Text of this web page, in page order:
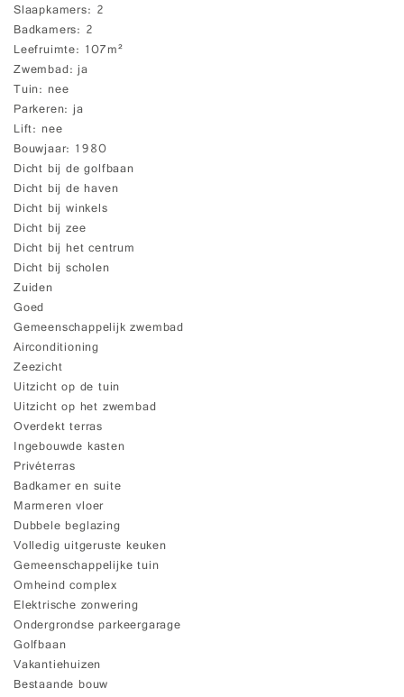
Slaapkamers 2
Badkamers 2
Leefruimte 107m²
Zwembad ja
Tuin nee
Parkeren ja
Lift nee
Bouwjaar 1980
Dicht bij de golfbaan
Dicht bij de haven
Dicht bij winkels
Dicht bij zee
Dicht bij het centrum
Dicht bij scholen
Zuiden
Goed
Gemeenschappelijk zwembad
Airconditioning
Zeezicht
Uitzicht op de tuin
Uitzicht op het zwembad
Overdekt terras
Ingebouwde kasten
Privéterras
Badkamer en suite
Marmeren vloer
Dubbele beglazing
Volledig uitgeruste keuken
Gemeenschappelijke tuin
Omheind complex
Elektrische zonwering
Ondergrondse parkeergarage
Golfbaan
Vakantiehuizen
Bestaande bouw